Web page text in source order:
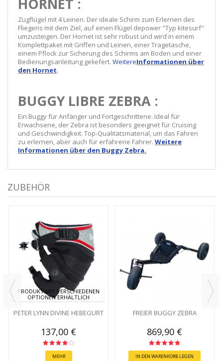
Zugflügel mit 4 Leinen. Der ideale Schirm zum Erlernen des
Fliegens mit dem Ziel, auf einen Flügel depower "Typ kitesurf"
umzusteigen. Der Hornet ist sehr robust und wird in einem
Komplettpaket mit Griffen und Leinen, einer Tragetasche,
einem Pflock zur Sicherung des Schirms am Boden und einer
Bedienungsanleitung geliefert. WeitereInformationen über
den Hornet.
BUGGY LIBRE ZEBRA :
Ein Buggy für Anfänger und Fortgeschrittene. Ideal für
Erwachsene, der Zebra ist besonders geeignet für Cruising
und Geschwindigkeit. Top-Qualitätsmaterial, um das Fahren
zu erlernen, aber auch für erfahrene Fahrer. Weitere
Informationen über den Buggy Zebra.
ZUBEHÖR
PRODUKT MIT VERSCHIEDENEN
OPTIONEN ERHÄLTLICH
PETER LYNN DIVINE HEBEGURT
137,00 €
MEHR
FREIER BUGGY ZEBRA
869,90 €
IN DEN WARENKORB LEGEN